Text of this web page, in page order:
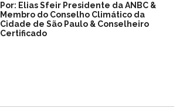
Por: Elias Sfeir Presidente da ANBC &
Membro do Conselho Climático da
Cidade de São Paulo & Conselheiro
Certificado